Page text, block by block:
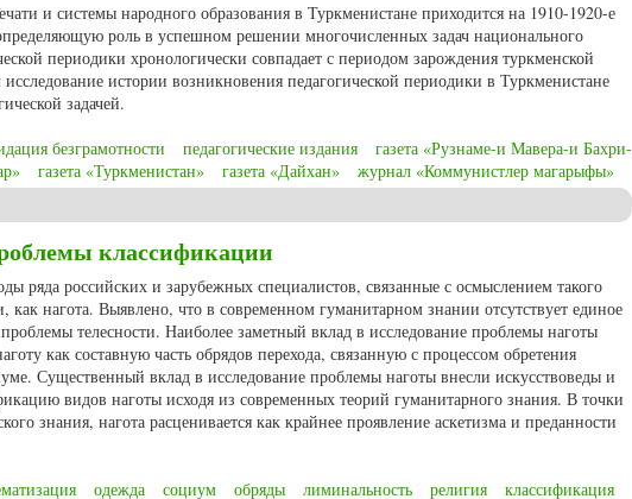
и системы народного образования в Туркменистане приходится на 1910-1920-е
роль в успешном решении многочисленных задач национального
периодики хронологически совпадает с периодом зарождения туркменской
истории возникновения педагогической периодики в Туркменистане
задачей.
безграмотности педагогические издания
газета «Рузнаме-и Мавера-и Бахри-
газета «Туркменистан» газета «Дайхан» журнал «Коммунистлер магарыфы»
классификации
ряда российских и зарубежных специалистов, связанные с осмыслением такого
как нагота. Выявлено, что в современном гуманитарном знании отсутствует единое
телесности. Наиболее заметный вклад в исследование проблемы наготы
как составную часть обрядов перехода, связанную с процессом обретения
Существенный вклад в исследование проблемы наготы внесли искусствоведы и
видов наготы исходя из современных теорий гуманитарного знания. В точки
знания, нагота расценивается как крайнее проявление аскетизма и преданности
одежда социум обряды лиминальность религия классификация